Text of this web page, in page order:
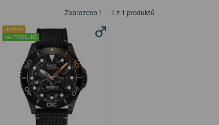
Zobrazeno 1 — 1 z 1 produktů
LIMITKA
NA PRODEJNĚ